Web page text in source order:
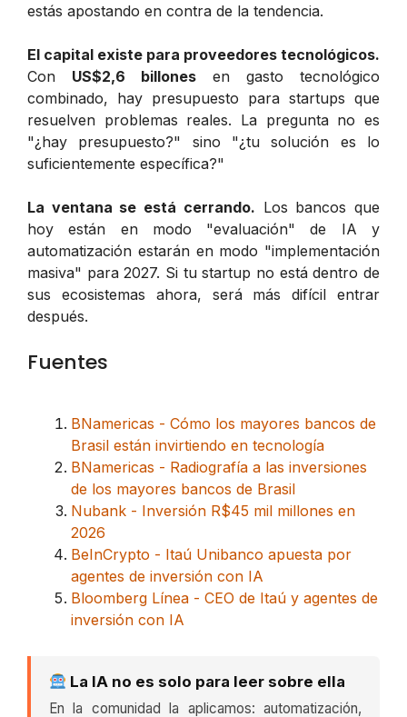
estás apostando en contra de la tendencia.
El capital existe para proveedores tecnológicos.
Con US$2,6 billones en gasto tecnológico
combinado, hay presupuesto para startups que
resuelven problemas reales. La pregunta no es
"¿hay presupuesto?" sino "¿tu solución es lo
suficientemente específica?"
La ventana se está cerrando. Los bancos que
hoy están en modo "evaluación" de IA y
automatización estarán en modo "implementación
masiva" para 2027. Si tu startup no está dentro de
sus ecosistemas ahora, será más difícil entrar
después.
Fuentes
BNamericas - Cómo los mayores bancos de
Brasil están invirtiendo en tecnología
BNamericas - Radiografía a las inversiones
de los mayores bancos de Brasil
Nubank - Inversión R$45 mil millones en
2026
BeInCrypto - Itaú Unibanco apuesta por
agentes de inversión con IA
Bloomberg Línea - CEO de Itaú y agentes de
inversión con IA
La IA no es solo para leer sobre ella
En la comunidad la aplicamos: automatización,